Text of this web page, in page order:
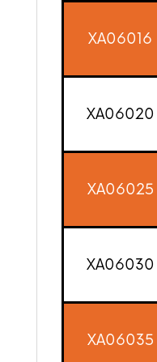
XA06016
XA06020
XA06025
XA06030
XA06035